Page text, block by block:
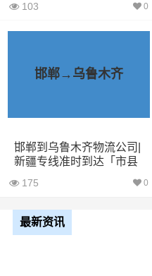
5米2货
6米8货
车
48立方
9米6货
103 0
邯郸→乌鲁木齐
邯郸到乌鲁木齐物流公司|
新疆专线准时到达「市县
175 0
最新资讯